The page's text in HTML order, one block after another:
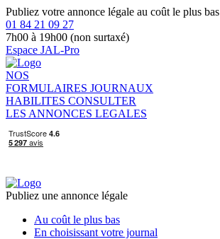
Publiez votre annonce légale au coût le plus bas
01 84 21 09 27
7h00 à 19h00 (non surtaxé)
Espace JAL-Pro
NOS
FORMULAIRES JOURNAUX
HABILITES CONSULTER
LES ANNONCES LEGALES
Publiez une annonce légale
Au coût le plus bas
En choisissant votre journal